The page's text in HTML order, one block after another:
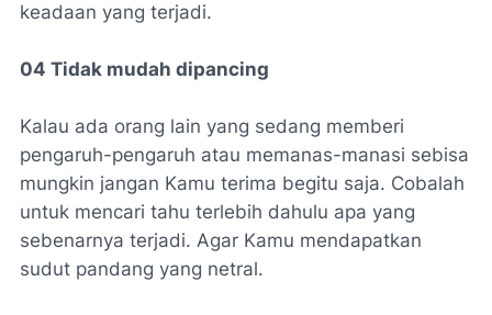
keadaan yang terjadi.
04 Tidak mudah dipancing
Kalau ada orang lain yang sedang memberi
pengaruh-pengaruh atau memanas-manasi sebisa
mungkin jangan Kamu terima begitu saja. Cobalah
untuk mencari tahu terlebih dahulu apa yang
sebenarnya terjadi. Agar Kamu mendapatkan
sudut pandang yang netral.